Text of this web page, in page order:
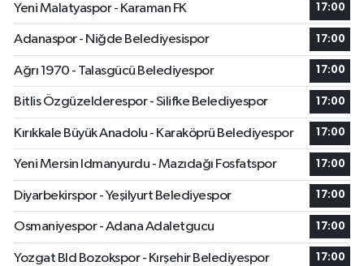
Yeni Malatyaspor - Karaman FK
17:00
Adanaspor - Niğde Belediyesispor 17:00
Ağrı 1970 - Talasgücü Belediyespor 17:00
Bitlis Özgüzelderespor - Silifke Belediyespor 17:00
Kırıkkale Büyük Anadolu - Karaköprü Belediyespor 17:00
Yeni Mersin Idmanyurdu - Mazıdağı Fosfatspor 17:00
Diyarbekirspor - Yeşilyurt Belediyespor 17:00
Osmaniyespor - Adana Adaletgucu 17:00
Yozgat Bld Bozokspor - Kırşehir Belediyespor 17:00